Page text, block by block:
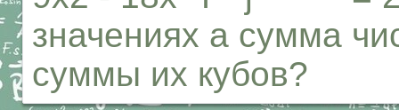
значениях а сумма
суммы их кубов?